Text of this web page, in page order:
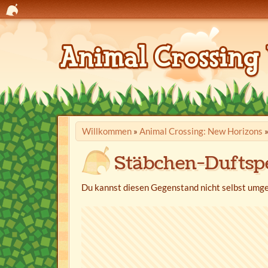
Willkommen» Animal Crossing: New Horizons
Stäbchen-
Du kannst diesen Gegenstand nicht selbst